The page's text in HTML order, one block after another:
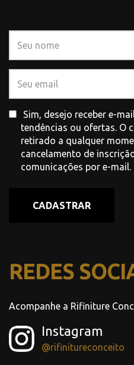
Sim, desejo receber e-
tendências ou ofertas. O
retirado a qualquer
cancelamento de
comunicações por e-mail.
CADASTRAR
REDES
Acompanhe a Rifiniture
Instagram
@rifinitureconceito